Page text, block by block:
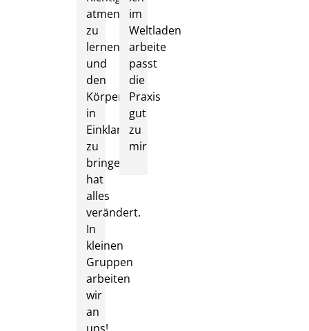
atmen
zu
lernen
und
den
Körper
in
Einklang
zu
bringen
hat
alles
verändert.
In
kleinen
Gruppen
arbeiten
wir
an
im
Weltladen
arbeite
passt
die
Praxis
gut
zu
mir